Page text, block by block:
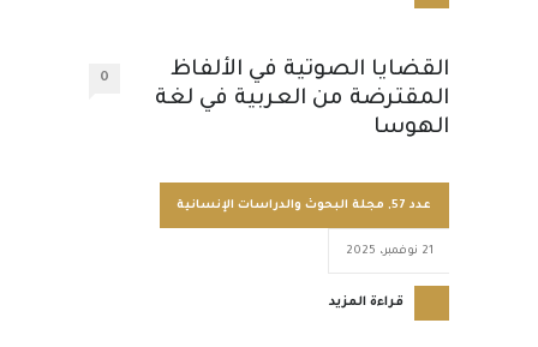
القضايا الصوتية في الألفاظ
المقترضة من العربية في لغة
الهوسا
0
عدد 57 , مجلة البحوث والدراسات الإنسانية
21 نوفمبر، 2025
قراءة المزيد